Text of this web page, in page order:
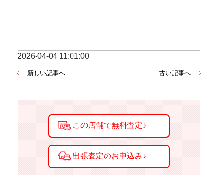
2026-04-04 11:01:00
新しい記事へ 古い記事へ